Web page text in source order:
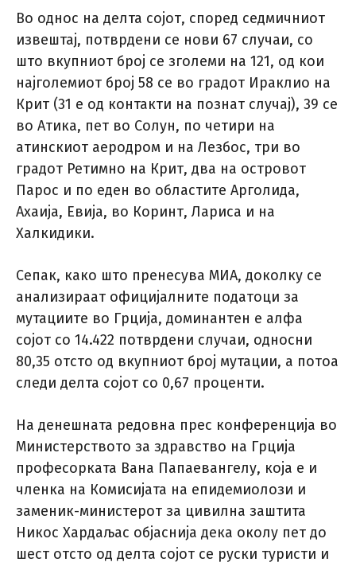
Во однос на делта сојот, според седмичниот
извештај, потврдени се нови 67 случаи, со
што вкупниот број се зголеми на 121, од кои
најголемиот број 58 се во градот Ираклио на
Крит (31 е од контакти на познат случај), 39 се
во Атика, пет во Солун, по четири на
атинскиот аеродром и на Лезбос, три во
градот Ретимно на Крит, два на островот
Парос и по еден во областите Арголида,
Ахаија, Евија, во Коринт, Лариса и на
Халкидики.
Сепак, како што пренесува МИА, доколку се
анализираат официјалните податоци за
мутациите во Грција, доминантен е алфа
сојот со 14.422 потврдени случаи, односни
80,35 отсто од вкупниот број мутации, а потоа
следи делта сојот со 0,67 проценти.
На денешната редовна прес конференција во
Министерството за здравство на Грција
професорката Вана Папаевангелу, која е и
членка на Комисијата на епидемиолози и
заменик-министерот за цивилна заштита
Никос Хардаљас објаснија дека околу пет до
шест отсто од делта сојот се руски туристи и